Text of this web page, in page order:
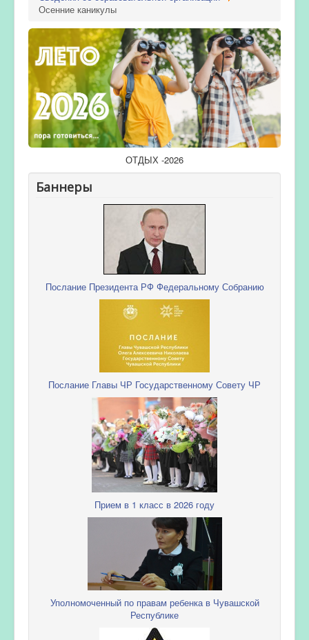
Осенние каникулы
ОТДЫХ -2026
Баннеры
Послание Президента РФ Федеральному Собранию
Послание Главы ЧР Государственному Совету ЧР
Прием в 1 класс в 2026 году
Уполномоченный по правам ребенка в Чувашской
Республике